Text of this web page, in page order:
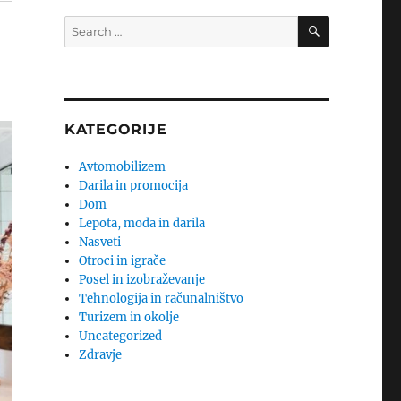
Search
for:
SEARCH
KATEGORIJE
Avtomobilizem
Darila in promocija
Dom
Lepota, moda in darila
Nasveti
Otroci in igrače
Posel in izobraževanje
Tehnologija in računalništvo
Turizem in okolje
Uncategorized
Zdravje